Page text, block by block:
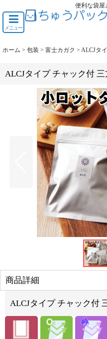
便利な袋屋
メニュー
ホーム > 包装 > 富士カガク > ALCJタ
ALCJタイプ チャック付
商品詳細
ALCJタイプ チャック付